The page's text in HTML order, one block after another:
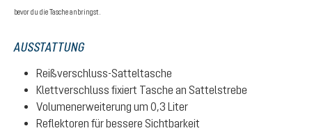
bevor du die Tasche anbringst.
AUSSTATTUNG
Reißverschluss-Satteltasche
Klettverschluss fixiert Tasche an Sattelstrebe
Volumenerweiterung um 0,3 Liter
Reflektoren für bessere Sichtbarkeit